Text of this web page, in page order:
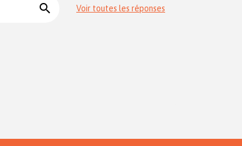
search Voir toutes les réponses